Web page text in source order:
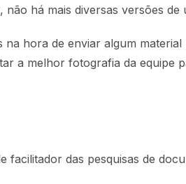
não há mais diversas versões de
hora de enviar algum material
a melhor fotografia da equipe
das pesquisas de